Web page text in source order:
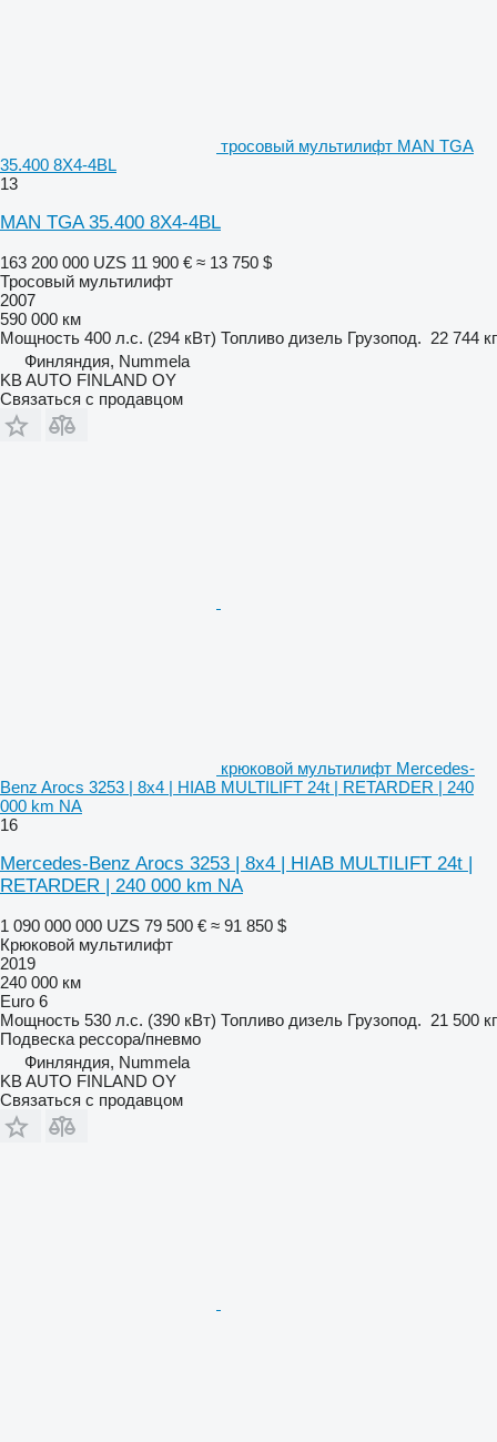
тросовый мультилифт MAN TGA
35.400 8X4-4BL
13
MAN TGA 35.400 8X4-4BL
163 200 000 UZS 11 900 € ≈ 13 750 $
Тросовый мультилифт
2007
590 000 км
Мощность 400 л.с. (294 кВт) Топливо дизель Грузопод. 22 744 кг
Финляндия, Nummela
KB AUTO FINLAND OY
Связаться с продавцом
крюковой мультилифт Mercedes-
Benz Arocs 3253 | 8x4 | HIAB MULTILIFT 24t | RETARDER | 240
000 km NA
16
Mercedes-Benz Arocs 3253 | 8x4 | HIAB MULTILIFT 24t |
RETARDER | 240 000 km NA
1 090 000 000 UZS 79 500 € ≈ 91 850 $
Крюковой мультилифт
2019
240 000 км
Euro 6
Мощность 530 л.с. (390 кВт) Топливо дизель Грузопод. 21 500 кг
Подвеска рессора/пневмо
Финляндия, Nummela
KB AUTO FINLAND OY
Связаться с продавцом